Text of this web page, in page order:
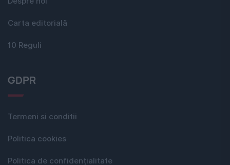
Carta editorială
10 Reguli
GDPR
Termeni si conditii
Politica cookies
Politica de confidențialitate